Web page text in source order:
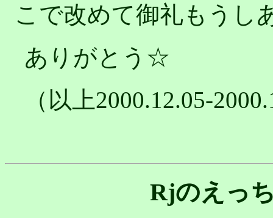
こで改めて御礼もうし
ありがとう☆
（以上2000.12.05-
Rjのえっ